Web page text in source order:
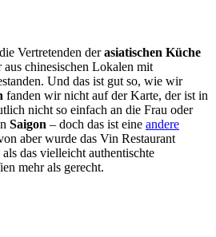
Vertretenden derasiatischen Küche
chinesischen Lokalen mit
Und das ist gut so, wie wir
fanden wir nicht auf der Karte, der ist in
nicht so einfach an die Frau oder
Saigon – doch das ist eine andere
aber wurde das Vin Restaurant
das vielleicht authentischte
mehr als gerecht.